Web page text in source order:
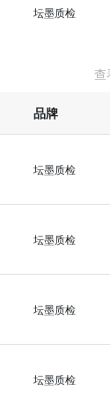
坛墨质检
品牌
坛墨质检
坛墨质检
坛墨质检
坛墨质检